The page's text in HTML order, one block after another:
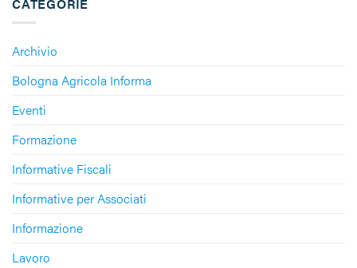
Archivio
Bologna Agricola Informa
Eventi
Formazione
Informative Fiscali
Informative per Associati
Informazione
Lavoro